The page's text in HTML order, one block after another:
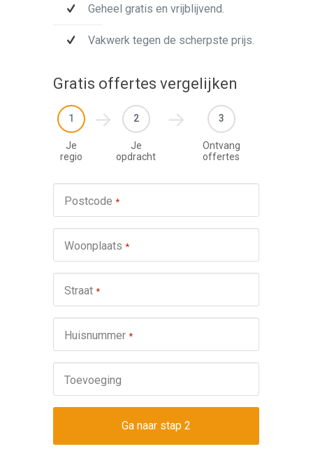
Geheel gratis en vrijblijvend.
Vakwerk tegen de scherpste prijs.
Gratis offertes vergelijken
1
Je
regio
2
Je
opdracht
3
Ontvang
offertes
Postcode *
Woonplaats *
Straat *
Huisnummer *
Toevoeging